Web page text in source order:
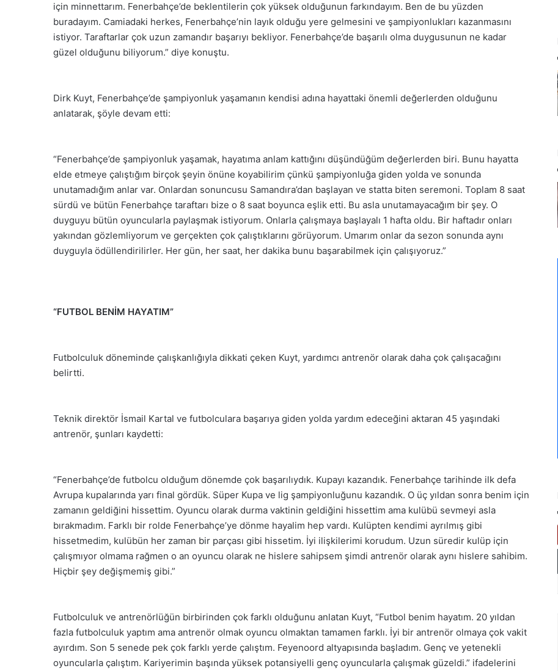
için minnettarım. Fenerbahçe’de beklentilerin çok yüksek olduğunun farkındayım. Ben de bu yüzden
buradayım. Camiadaki herkes, Fenerbahçe’nin layık olduğu yere gelmesini ve şampiyonlukları kazanmasını
istiyor. Taraftarlar çok uzun zamandır başarıyı bekliyor. Fenerbahçe’de başarılı olma duygusunun ne kadar
güzel olduğunu biliyorum.” diye konuştu.
Dirk Kuyt, Fenerbahçe’de şampiyonluk yaşamanın kendisi adına hayattaki önemli değerlerden olduğunu
anlatarak, şöyle devam etti:
“Fenerbahçe’de şampiyonluk yaşamak, hayatıma anlam kattığını düşündüğüm değerlerden biri. Bunu hayatta
elde etmeye çalıştığım birçok şeyin önüne koyabilirim çünkü şampiyonluğa giden yolda ve sonunda
unutamadığım anlar var. Onlardan sonuncusu Samandıra’dan başlayan ve statta biten seremoni. Toplam 8 saat
sürdü ve bütün Fenerbahçe taraftarı bize o 8 saat boyunca eşlik etti. Bu asla unutamayacağım bir şey. O
duyguyu bütün oyuncularla paylaşmak istiyorum. Onlarla çalışmaya başlayalı 1 hafta oldu. Bir haftadır onları
yakından gözlemliyorum ve gerçekten çok çalıştıklarını görüyorum. Umarım onlar da sezon sonunda aynı
duyguyla ödüllendirilirler. Her gün, her saat, her dakika bunu başarabilmek için çalışıyoruz.”
“FUTBOL BENİM HAYATIM”
Futbolculuk döneminde çalışkanlığıyla dikkati çeken Kuyt, yardımcı antrenör olarak daha çok çalışacağını
belirtti.
Teknik direktör İsmail Kartal ve futbolculara başarıya giden yolda yardım edeceğini aktaran 45 yaşındaki
antrenör, şunları kaydetti:
“Fenerbahçe’de futbolcu olduğum dönemde çok başarılıydık. Kupayı kazandık. Fenerbahçe tarihinde ilk defa
Avrupa kupalarında yarı final gördük. Süper Kupa ve lig şampiyonluğunu kazandık. O üç yıldan sonra benim için
zamanın geldiğini hissettim. Oyuncu olarak durma vaktinin geldiğini hissettim ama kulübü sevmeyi asla
bırakmadım. Farklı bir rolde Fenerbahçe’ye dönme hayalim hep vardı. Kulüpten kendimi ayrılmış gibi
hissetmedim, kulübün her zaman bir parçası gibi hissetim. İyi ilişkilerimi korudum. Uzun süredir kulüp için
çalışmıyor olmama rağmen o an oyuncu olarak ne hislere sahipsem şimdi antrenör olarak aynı hislere sahibim.
Hiçbir şey değişmemiş gibi.”
Futbolculuk ve antrenörlüğün birbirinden çok farklı olduğunu anlatan Kuyt, “Futbol benim hayatım. 20 yıldan
fazla futbolculuk yaptım ama antrenör olmak oyuncu olmaktan tamamen farklı. İyi bir antrenör olmaya çok vakit
ayırdım. Son 5 senede pek çok farklı yerde çalıştım. Feyenoord altyapısında başladım. Genç ve yetenekli
oyuncularla çalıştım. Kariyerimin başında yüksek potansiyelli genç oyuncularla çalışmak güzeldi.” ifadelerini